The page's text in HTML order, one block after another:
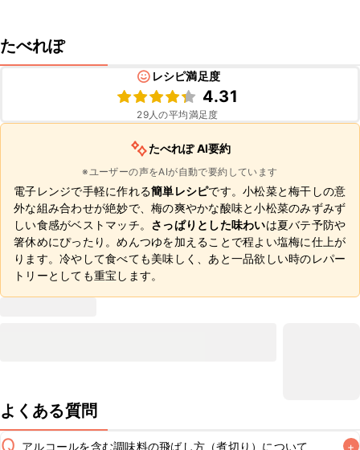
たべれぽ
レシピ満足度
4.31
29人の平均満足度
たべれぽ AI要約
※ユーザーの声をAIが自動で要約しています
電子レンジで手軽に作れる簡単レシピです。小松菜と梅干しの意
外な組み合わせが絶妙で、梅の爽やかな酸味と小松菜のみずみず
しい食感がベストマッチ。 さっぱりとした味わいは夏バテ予防や
箸休めにぴったり。めんつゆを加えることで程よい塩梅に仕上が
ります。冷やして食べても美味しく、あと一品欲しい時のレパー
トリーとしても重宝します。
よくある質問
アルコールを含む調味料の飛ばし方（煮切り）について +